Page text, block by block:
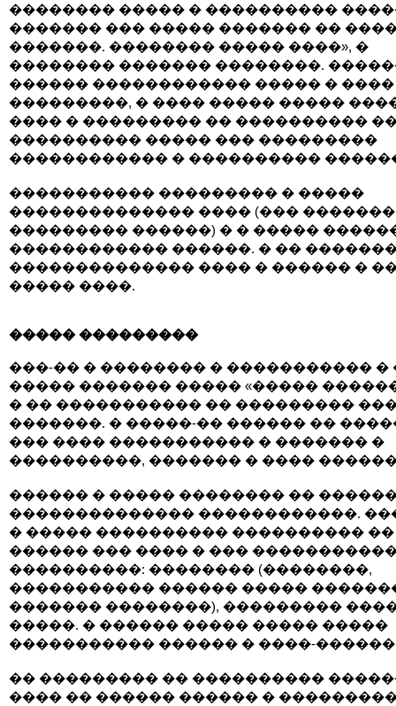
�������� ����� � ����������
������� ��� ����� ������� ��
�������. �������� ����� ����», �
�������� ������� ��������.
������ ������������ ����� � ����
���������, � ���� ����� �����
���� � ��������� �� ����������
���������� ����� ��� ���������
������������ � ����������
����������� ��������� � �����
�������������� ���� (���
��������� ������) � � �����
������������ ������. � ��
�������������� ���� � ������ �
����� ����.
����� ���������
���-�� � �������� � ����������� �
����� ������� ����� «�����
� �� ����������� �� ���������
�������. � �����-�� ������ ��
��� ���� ����������� � ������� �
����������, ������� � ����
������ � ����� �������� ��
�������������� ������������.
� ����� ���������� ���������� ��
������ ��� ���� � ���
����������: �������� (��������,
����������� ������ �����
������� ��������), ���������
�����. � ������ ����� ����� �����
����������� ������ � ����-
�� ��������� �� ����������
���� �� ������ ������ �